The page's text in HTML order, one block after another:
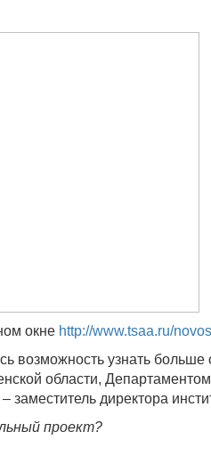
окне http://www.tsaa.ru/
возможность узнать
области,
директора
проект?